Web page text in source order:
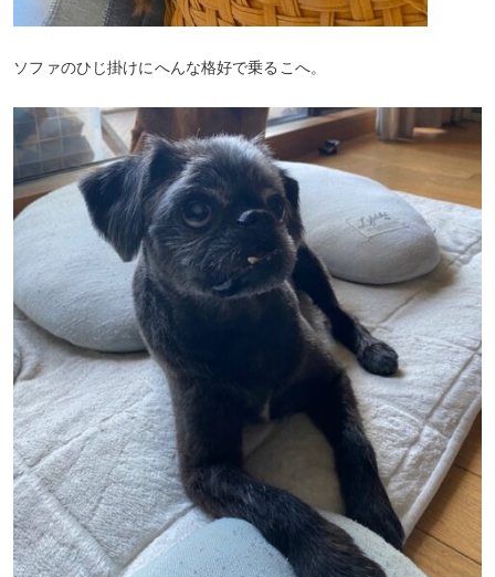
ソファのひじ掛けにへんな格好で乗るこへ。